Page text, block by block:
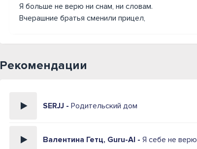
Я больше не верю ни снам, ни словам.
Вчерашние братья сменили прицел,
Рекомендации
SERJJ - Родительский дом
Валентина Гетц, Guru-AI - Я себе не верю